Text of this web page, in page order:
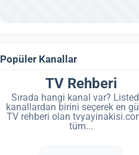
Popüler Kanallar
TV Rehberi
Sırada hangi kanal var?
kanallardan birini seçerek en
TV rehberi olan
tüm...